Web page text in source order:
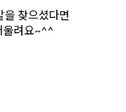
을 찾으셨다면
울려요~^^